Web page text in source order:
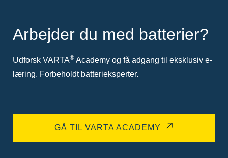
Arbejder du med batterier?
Udforsk VARTA® Academy og få adgang til eksklusiv e-
læring. Forbeholdt batterieksperter.
GÅ TIL VARTA ACADEMY